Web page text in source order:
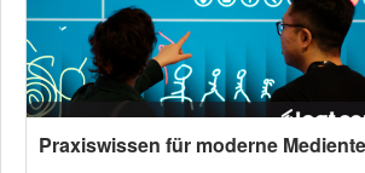
Praxiswissen für moderne